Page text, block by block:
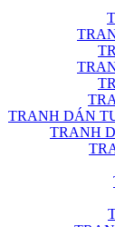
TRANH DÁN
TRANH